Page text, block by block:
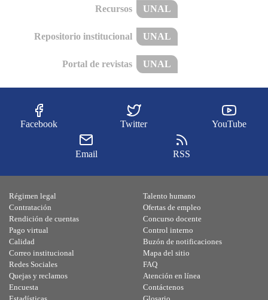
Recursos UNAL
Repositorio institucional UNAL
Portal de revistas UNAL
Facebook Twitter YouTube
Email RSS
Régimen legal
Contratación
Rendición de cuentas
Pago virtual
Calidad
Talento humano
Ofertas de empleo
Concurso docente
Control interno
Buzón de notificaciones
Correo institucional
Redes Sociales
Quejas y reclamos
Encuesta
Mapa del sitio
FAQ
Atención en línea
Contáctenos